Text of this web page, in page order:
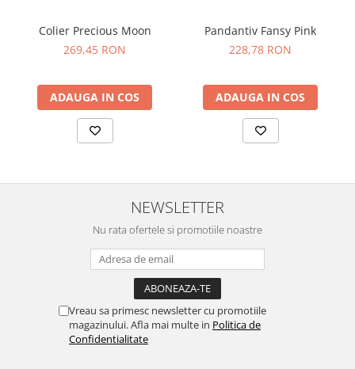
Colier Precious Moon
269,45 RON
ADAUGA IN COS
Pandantiv Fansy Pink
228,78 RON
ADAUGA IN COS
NEWSLETTER
Nu rata ofertele si promotiile noastre
Vreau sa primesc newsletter cu promotiile
magazinului. Afla mai multe in Politica de
Confidentialitate